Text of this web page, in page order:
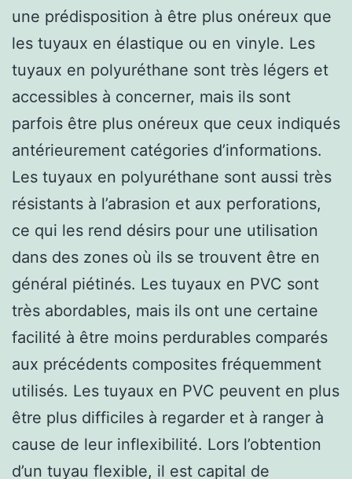
une prédisposition à être plus onéreux que
les tuyaux en élastique ou en vinyle. Les
tuyaux en polyuréthane sont très légers et
accessibles à concerner, mais ils sont
parfois être plus onéreux que ceux indiqués
antérieurement catégories d’informations.
Les tuyaux en polyuréthane sont aussi très
résistants à l’abrasion et aux perforations,
ce qui les rend désirs pour une utilisation
dans des zones où ils se trouvent être en
général piétinés. Les tuyaux en PVC sont
très abordables, mais ils ont une certaine
facilité à être moins perdurables comparés
aux précédents composites fréquemment
utilisés. Les tuyaux en PVC peuvent en plus
être plus difficiles à regarder et à ranger à
cause de leur inflexibilité. Lors l’obtention
d’un tuyau flexible, il est capital de